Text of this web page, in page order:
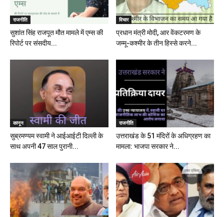
राजनीति
सुशांत सिंह राजपूत मौत मामले में एम्स की
रिपोर्ट पर संसदीय...
विचार
प्रधान मंत्री मोदी, आर वेंकटरमण के
जम्मू-कश्मीर के तीन हिस्से करने...
कानून
सुब्रमण्यम स्वामी ने आईआईटी दिल्ली के
साथ अपनी 47 साल पुरानी...
राजनीति
उत्तराखंड के 51 मंदिरों के अधिग्रहण का
मामला: भाजपा सरकार ने...